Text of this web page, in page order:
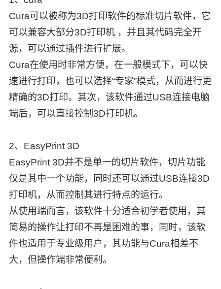
Cura可以被称为3D打印软件的标准切片软件，它
可以兼容大部分3D打印机 ，并且其代码完全开
源，可以通过插件进行扩展。
Cura在使用时非常方便，在一般模式下，可以快
速进行打印，也可以选择“专家”模式，从而进行更
精确的3D打印。其次，该软件通过USB连接电脑
端后，可以直接控制3D打印机。
2、EasyPrint 3D
EasyPrint 3D并不是单一的切片软件，切片功能
仅是其中一个功能，同时还可以通过USB连接3D
打印机，从而控制其进行特点的运行。
从使用端而言，该软件十分适合初学者使用，其
简易的操作让打印不再是困难的事，同时，该软
件也适用于专业级用户，其功能与Cura相差不
大，但操作端非常便利。